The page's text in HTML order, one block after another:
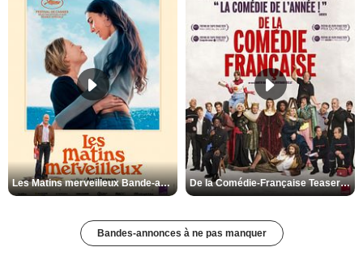
Les Matins merveilleux Bande-annonce VF De la Comédie-Française Teaser VF
Bandes-annonces à ne pas manquer